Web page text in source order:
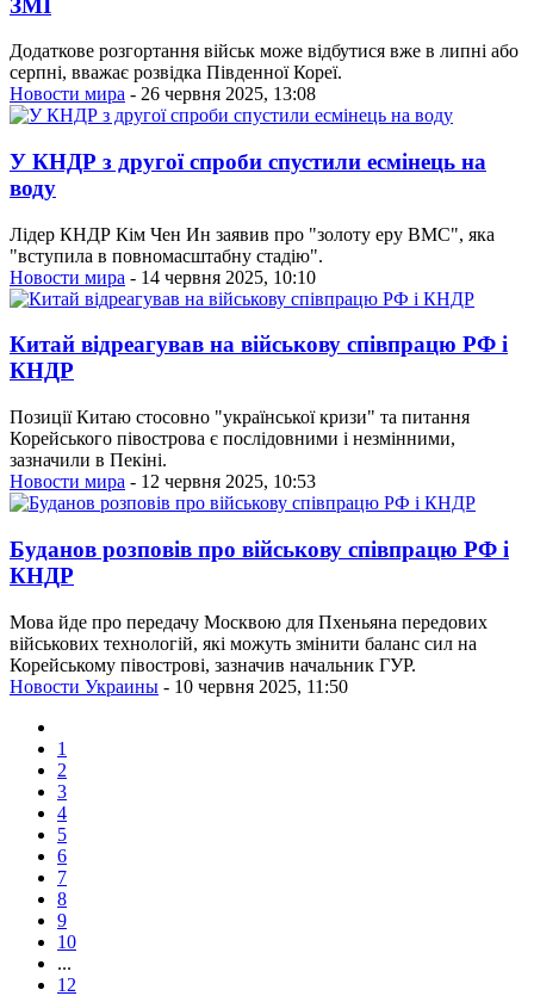
Додаткове розгортання військ може відбутися вже в липні або
серпні, вважає розвідка Південної Кореї.
Новости мира - 26 червня 2025, 13:08
У КНДР з другої спроби спустили есмінець на
воду
Лідер КНДР Кім Чен Ин заявив про "золоту еру ВМС", яка
"вступила в повномасштабну стадію".
Новости мира - 14 червня 2025, 10:10
Китай відреагував на військову співпрацю РФ і
КНДР
Позиції Китаю стосовно "української кризи" та питання
Корейського півострова є послідовними і незмінними,
зазначили в Пекіні.
Новости мира - 12 червня 2025, 10:53
Буданов розповів про військову співпрацю РФ і
КНДР
Мова йде про передачу Москвою для Пхеньяна передових
військових технологій, які можуть змінити баланс сил на
Корейському півострові, зазначив начальник ГУР.
Новости Украины - 10 червня 2025, 11:50
1
2
3
4
5
6
7
8
9
10
...
12